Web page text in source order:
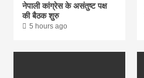
नेपाली कांग्रेस के असंतुष्ट पक्ष
की बैठक शुरु
5 hours ago